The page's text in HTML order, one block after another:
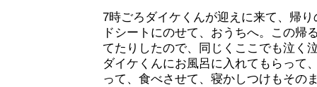
7時ごろダイケくんが迎えに来て、帰
ドシートにのせて、おうちへ。この帰
てたりしたので、同じくここでも泣く
ダイケくんにお風呂に入れてもらって
って、食べさせて、寝かしつけもその